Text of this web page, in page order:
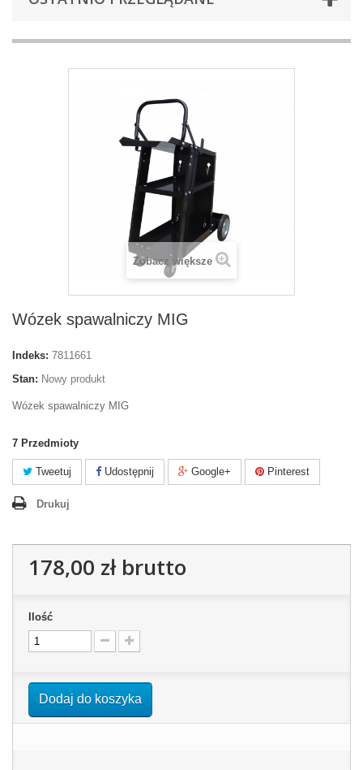
Zobacz większe
Wózek spawalniczy MIG
Indeks: 7811661
Stan: Nowy produkt
Wózek spawalniczy MIG
7 Przedmioty
Tweetuj Udostępnij Google+ Pinterest
Drukuj
178,00 złbrutto
Ilość
Dodaj do koszyka